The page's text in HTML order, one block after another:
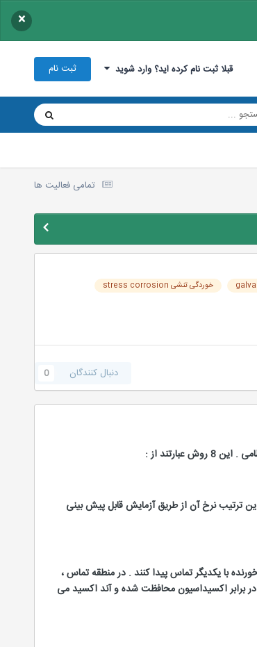
×
قبلا ثبت نام کرده اید؟ وارد شوید ثبت نام
تمامی فعالیت ها
خوردگی تنشی stress corrosion
دنبال کنندگان 0
ترتیب نرخ آن از طریق آزمایش قابل پیش بینی
با یکدیگر تماس پیدا کنند . در منطقه تماس ،
در برابر اکسیداسیون محافظت شده و آند اکسید می